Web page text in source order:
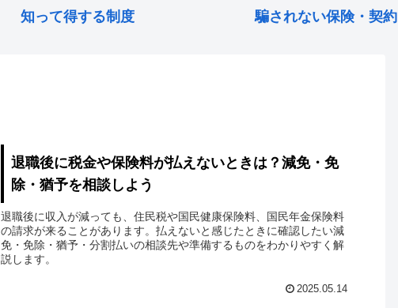
知って得する制度 騙されない保険・契約
退職後に税金や保険料が払えないときは？減免・免
除・猶予を相談しよう
退職後に収入が減っても、住民税や国民健康保険料、国民年金保険料
の請求が来ることがあります。払えないと感じたときに確認したい減
免・免除・猶予・分割払いの相談先や準備するものをわかりやすく解
説します。
2025.05.14